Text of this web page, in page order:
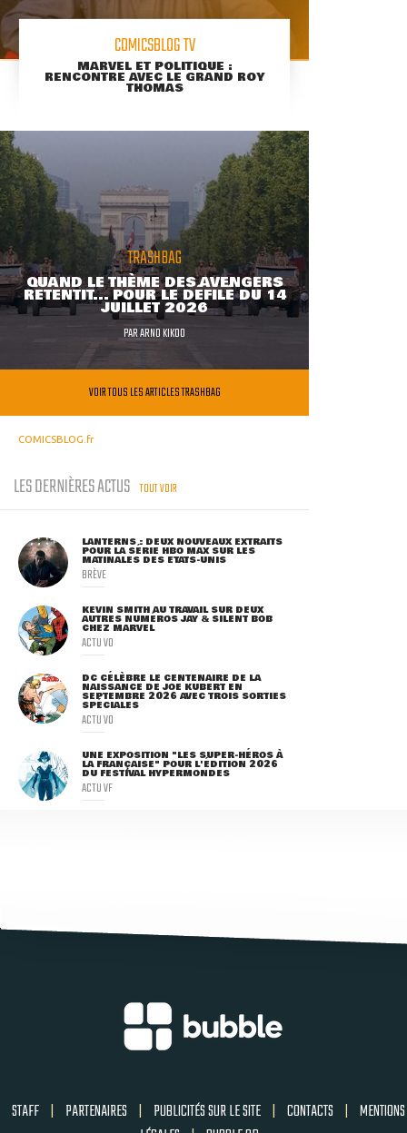
COMICSBLOG TV
MARVEL ET POLITIQUE :
RENCONTRE AVEC LE GRAND ROY
THOMAS
TRASHBAG
QUAND LE THÈME DES AVENGERS
RETENTIT... POUR LE DÉFILÉ DU 14
JUILLET 2026
PARARNO KIKOO
VOIR TOUS LES ARTICLES TRASHBAG
COMICSBLOG.fr
LES DERNIÈRES ACTUS TOUT VOIR
LANTERNS : DEUX NOUVEAUX EXTRAITS
POUR LA SÉRIE HBO MAX SUR LES
MATINALES DES ETATS-UNIS
BRÈVE
KEVIN SMITH AU TRAVAIL SUR DEUX
AUTRES NUMÉROS JAY & SILENT BOB
CHEZ MARVEL
ACTU VO
DC CÉLÈBRE LE CENTENAIRE DE LA
NAISSANCE DE JOE KUBERT EN
SEPTEMBRE 2026 AVEC TROIS SORTIES
SPÉCIALES
ACTU VO
UNE EXPOSITION "LES SUPER-HÉROS À
LA FRANÇAISE" POUR L'ÉDITION 2026
DU FESTIVAL HYPERMONDES
ACTU VF
STAFF | PARTENAIRES | PUBLICITÉS SUR LE SITE | CONTACTS | MENTIONS